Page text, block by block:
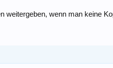
weitergeben, wenn man keine